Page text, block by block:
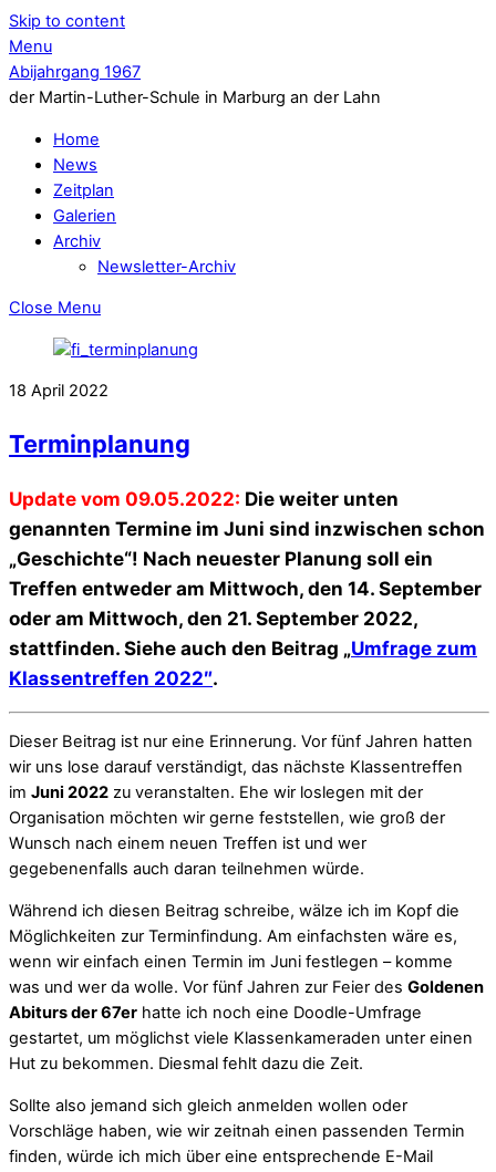
Skip to content
Menu
Abijahrgang 1967
der Martin-Luther-Schule in Marburg an der Lahn
Home
News
Zeitplan
Galerien
Archiv
Newsletter-Archiv
Close Menu
18 April 2022
Terminplanung
Update vom 09.05.2022: Die weiter unten
genannten Termine im Juni sind inzwischen schon
„Geschichte“! Nach neuester Planung soll ein
Treffen entweder am Mittwoch, den 14. September
oder am Mittwoch, den 21. September 2022,
stattfinden. Siehe auch den Beitrag „Umfrage zum
Klassentreffen 2022″.
Dieser Beitrag ist nur eine Erinnerung. Vor fünf Jahren hatten
wir uns lose darauf verständigt, das nächste Klassentreffen
im Juni 2022 zu veranstalten. Ehe wir loslegen mit der
Organisation möchten wir gerne feststellen, wie groß der
Wunsch nach einem neuen Treffen ist und wer
gegebenenfalls auch daran teilnehmen würde.
Während ich diesen Beitrag schreibe, wälze ich im Kopf die
Möglichkeiten zur Terminfindung. Am einfachsten wäre es,
wenn wir einfach einen Termin im Juni festlegen – komme
was und wer da wolle. Vor fünf Jahren zur Feier des Goldenen
Abiturs der 67er hatte ich noch eine Doodle-Umfrage
gestartet, um möglichst viele Klassenkameraden unter einen
Hut zu bekommen. Diesmal fehlt dazu die Zeit.
Sollte also jemand sich gleich anmelden wollen oder
Vorschläge haben, wie wir zeitnah einen passenden Termin
finden, würde ich mich über eine entsprechende E-Mail